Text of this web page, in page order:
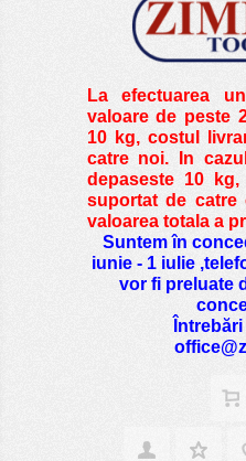
La efectuarea
valoare de peste
10 kg, costul
catre noi. In
depaseste 10
suportat de catre
valoarea totala a
Suntem în
iunie - 1 iulie
vor fi preluate